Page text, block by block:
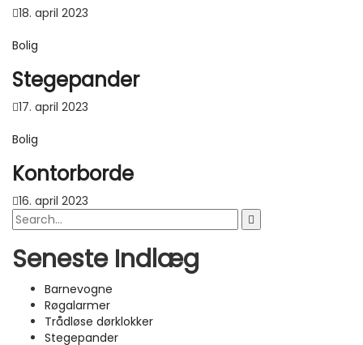
18. april 2023
Bolig
Stegepander
17. april 2023
Bolig
Kontorborde
16. april 2023
Seneste Indlæg
Barnevogne
Røgalarmer
Trådløse dørklokker
Stegepander